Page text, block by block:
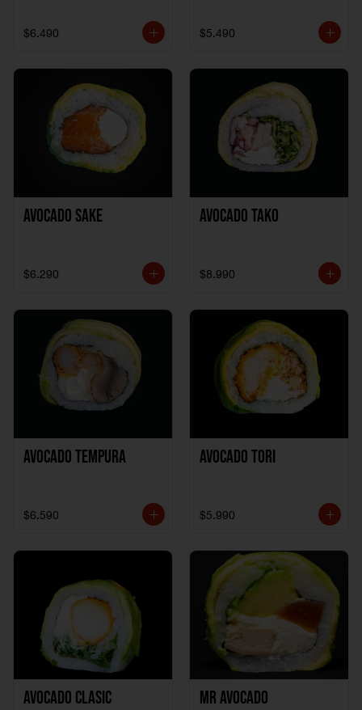
$6.490 $5.490
Avocado Sake
$6.290
Avocado Tako
$8.990
Avocado Tempura
$6.590
Avocado Tori
$5.990
Avocado clasic Mr Avocado